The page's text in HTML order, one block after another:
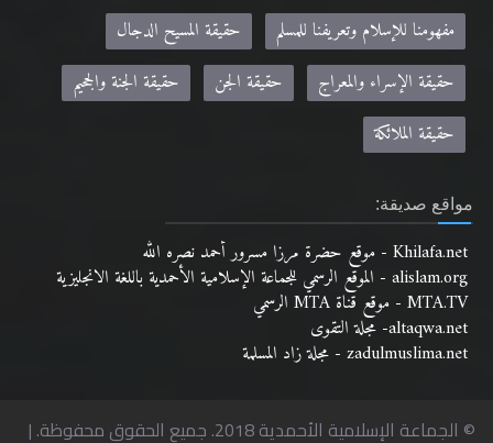
مفهومنا للإسلام وتعريفنا للمسلم
حقيقة المسيح الدجال
حقيقة الإسراء والمعراج
حقيقة الجن
حقيقة الجنة والجحيم
حقيقة الملائكة
مواقع صديقة:
Khilafa.net - موقع حضرة مرزا مسرور أحمد نصره الله
alislam.org - الموقع الرسمي للجماعة الإسلامية الأحمدية باللغة الانجليزية
MTA.TV - موقع قناة MTA الرسمي
altaqwa.net- مجلة التقوى
zadulmuslima.net - مجلة زاد المسلمة
© الجماعة الإسلامية الأحمدية 2018. جميع الحقوق محفوظة. |